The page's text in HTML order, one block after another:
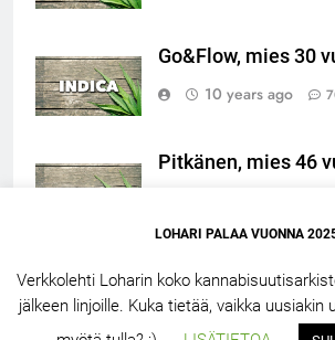
Go&Flow, mies 30
10 years ago
Pitkänen, mies 46
LOHARI.NET 2.5 – 2026. Powered
LOHARI PALAA VUONNA
Verkkolehti Loharin koko
jälkeen linjoille. Kuka tietää, vaikka